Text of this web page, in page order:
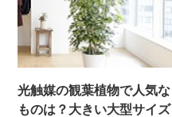
光触媒の観葉植物で人気な
ものは？大きい大型サイズ